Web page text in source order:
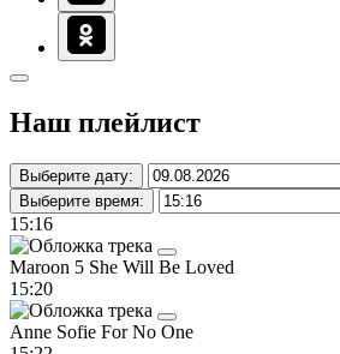
Наш плейлист
Выберите дату:
Выберите время:
15:16
Maroon 5 She Will Be Loved
15:20
Anne Sofie For No One